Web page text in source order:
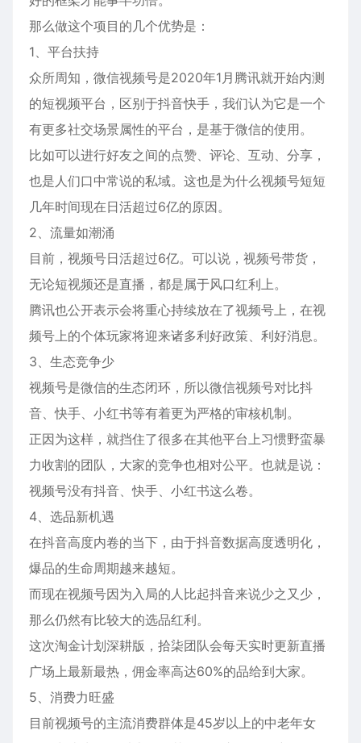
那么做这个项目的几个优势是：
1、平台扶持
众所周知，微信视频号是2020年1月腾讯就开始内测
的短视频平台，区别于抖音快手，我们认为它是一个
有更多社交场景属性的平台，是基于微信的使用。
比如可以进行好友之间的点赞、评论、互动、分享，
也是人们口中常说的私域。这也是为什么视频号短短
几年时间现在日活超过6亿的原因。
2、流量如潮涌
目前，视频号日活超过6亿。可以说，视频号带货，
无论短视频还是直播，都是属于风口红利上。
腾讯也公开表示会将重心持续放在了视频号上，在视
频号上的个体玩家将迎来诸多利好政策、利好消息。
3、生态竞争少
视频号是微信的生态闭环，所以微信视频号对比抖
音、快手、小红书等有着更为严格的审核机制。
正因为这样，就挡住了很多在其他平台上习惯野蛮暴
力收割的团队，大家的竞争也相对公平。也就是说：
视频号没有抖音、快手、小红书这么卷。
4、选品新机遇
在抖音高度内卷的当下，由于抖音数据高度透明化，
爆品的生命周期越来越短。
而现在视频号因为入局的人比起抖音来说少之又少，
那么仍然有比较大的选品红利。
这次淘金计划深耕版，拾柒团队会每天实时更新直播
广场上最新最热，佣金率高达60%的品给到大家。
5、消费力旺盛
目前视频号的主流消费群体是45岁以上的中老年女